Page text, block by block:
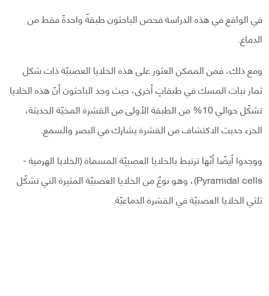
في الواقع في هذه الدراسة فحص الباحثون طبقةً واحدةً فقط من
الدماغ.
ومع ذلك، فمن الممكن العثور على هذه الخلايا العصبيّة ذات شكل
ثمار نبات المسك في طبقاتٍ أخرى، حيث وجد الباحثون أنّ هذه الخلايا
تشكّل حوالي 10% من الطبقة الأولى من القشرة المخيّة الحديثة،
الجزء حديث الاكتشاف من القشرة يشارك في البصر والسمع.
ووجدوا أيضًا أنّها ترتبط بالخلايا العصبيّة المسماة (الخلايا الهرمية -
Pyramidal cells)، وهو نوعٌ من الخلايا العصبيّة المثيرة التي تشكّل
ثلثي الخلايا العصبيّة في القشرة الدماغيّة.